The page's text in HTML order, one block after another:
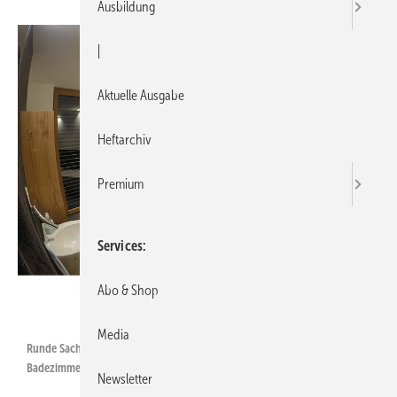
Runde Sache: Beispiel für Grundlicht (Licht zum Sehen) in einem
Badezimmer mit Downlights vom Typ Vio der Firma Escale.
Ausbildung
Aktuelle Ausgabe
Heftarchiv
Premium
Services
Abo & Shop
Media
Newsletter